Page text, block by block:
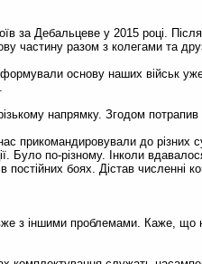
за Дебальцеве у 2015 році.
частину разом з колегами та
основу наших військ
напрямку. Згодом
прикомандировували до різних
Було по-різному. Інколи
постійних боях. Дістав численні
з іншими проблемами. Каже, що